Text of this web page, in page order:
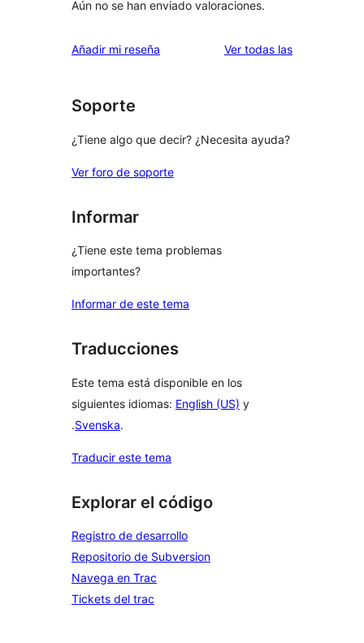
Aún no se han enviado valoraciones.
Añadir mi reseña Ver todas lasvaloraciones
Soporte
¿Tiene algo que decir? ¿Necesita ayuda?
Ver foro de soporte
Informar
¿Tiene este tema problemas
importantes?
Informar de este tema
Traducciones
Este tema está disponible en los
siguientes idiomas: English (US) y
.Svenska.
Traducir este tema
Explorar el código
Registro de desarrollo
Repositorio de Subversion
Navega en Trac
Tickets del trac